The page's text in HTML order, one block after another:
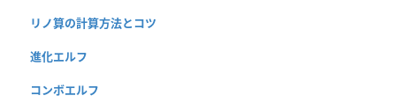
リノ算の計算方法とコツ
進化エルフ
コンボエルフ